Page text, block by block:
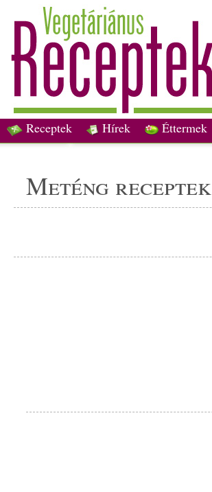
Receptek Hírek Éttermek
meténg receptek